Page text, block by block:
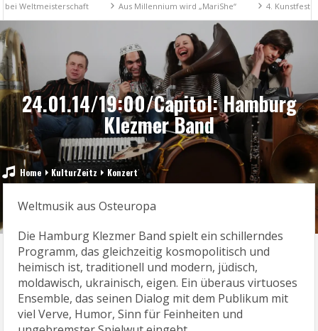
Aus Millennium wird „MariShe“ 4. Kunstfest
24.01.14/19:00/Capitol: Hamburg
Klezmer Band
Home KulturZeitz Konzert
Weltmusik aus Osteuropa
Die Hamburg Klezmer Band spielt ein schillerndes
Programm, das gleichzeitig kosmopolitisch und
heimisch ist, traditionell und modern, jüdisch,
moldawisch, ukrainisch, eigen. Ein überaus virtuoses
Ensemble, das seinen Dialog mit dem Publikum mit
viel Verve, Humor, Sinn für Feinheiten und